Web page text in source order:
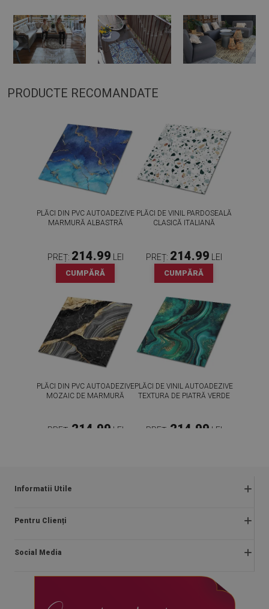
PRODUCTE RECOMANDATE
PLĂCI DIN PVC AUTOADEZIVE
MARMURĂ ALBASTRĂ
PREȚ: 214.99 LEI
CUMPĂRĂ
PLĂCI DE VINIL PARDOSEALĂ
CLASICĂ ITALIANĂ
PREȚ: 214.99 LEI
CUMPĂRĂ
PLĂCI DIN PVC AUTOADEZIVE
MOZAIC DE MARMURĂ
PREȚ: 214.99 LEI
PLĂCI DE VINIL AUTOADEZIVE
TEXTURA DE PIATRĂ VERDE
PREȚ: 214.99 LEI
Informatii Utile
Regulamentul magazinului
Plăți
Politica de confidențialitate și cookies
Pentru Clienți
Despre noi
Social Media
instagram